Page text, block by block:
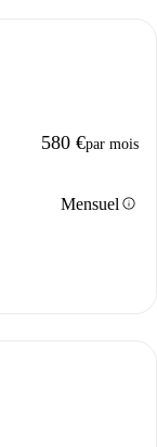
580 €par mois
Mensuel info